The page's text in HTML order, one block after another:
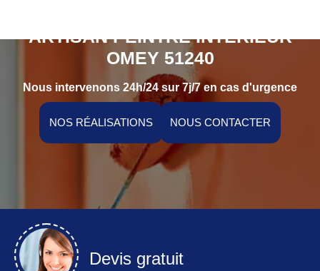
ARTISAN PEINTRE INTÉRIEUR
OMEY 51240
Nous intervenons 24h/24 sur 7j/7 en cas d'urgence
NOS RÉALISATIONS NOUS CONTACTER
Devis gratuit